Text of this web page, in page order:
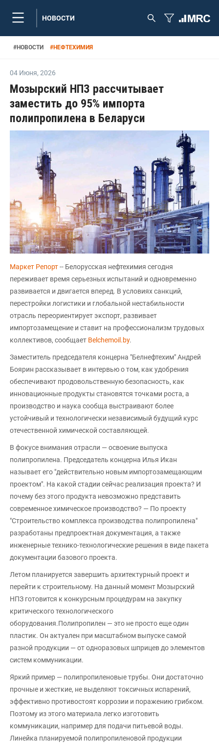
НОВОСТИ
#НОВОСТИ #НЕФТЕХИМИЯ
04 Июня, 2026
Мозырский НПЗ рассчитывает
заместить до 95% импорта
полипропилена в Беларуси
Маркет Репорт-- Белорусская нефтехимия сегодня
переживает время серьезных испытаний и одновременно
развивается и двигается вперед. В условиях санкций,
перестройки логистики и глобальной нестабильности
отрасль переориентирует экспорт, развивает
импортозамещение и ставит на профессионализм трудовых
коллективов, сообщает Belchemoil.by.
Заместитель председателя концерна "Белнефтехим" Андрей
Боярин рассказывает в интервью о том, как удобрения
обеспечивают продовольственную безопасность, как
инновационные продукты становятся точками роста, а
производство и наука сообща выстраивают более
устойчивый и технологически независимый будущий курс
отечественной химической составляющей.
В фокусе внимания отрасли — освоение выпуска
полипропилена. Председатель концерна Илья Икан
называет его "действительно новым импортозамещающим
проектом". На какой стадии сейчас реализация проекта? И
почему без этого продукта невозможно представить
современное химическое производство? — По проекту
"Строительство комплекса производства полипропилена"
разработаны предпроектная документация, а также
инженерные технико-технологические решения в виде пакета
документации базового проекта.
Летом планируется завершить архитектурный проект и
перейти к строительному. На данный момент Мозырский
НПЗ готовится к конкурсным процедурам на закупку
критического технологического
оборудования.Полипропилен — это не просто еще один
пластик. Он актуален при масштабном выпуске самой
разной продукции — от одноразовых шприцев до элементов
систем коммуникации.
Яркий пример — полипропиленовые трубы. Они достаточно
прочные и жесткие, не выделяют токсичных испарений,
эффективно противостоят коррозии и поражению грибком.
Поэтому из этого материала легко изготовить
коммуникации, например для подачи питьевой воды.
Линейка планируемой полипропиленовой продукции